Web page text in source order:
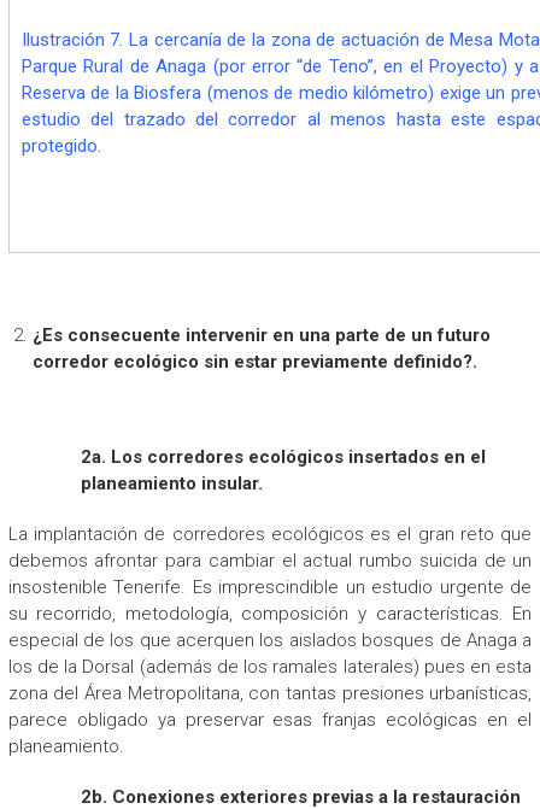
Ilustración 7. La cercanía de la zona de actuación de Mesa
Parque Rural de Anaga (por error “de Teno”, en el Proyecto) y
Reserva de la Biosfera (menos de medio kilómetro) exige un
estudio del trazado del corredor al menos hasta este
protegido.
¿Es consecuente intervenir en una parte de un futuro
corredor ecológico sin estar previamente definido?.
2a. Los corredores ecológicos insertados en el
planeamiento insular.
La implantación de corredores ecológicos es el gran reto que
debemos afrontar para cambiar el actual rumbo suicida de un
insostenible Tenerife. Es imprescindible un estudio urgente de
su recorrido, metodología, composición y características. En
especial de los que acerquen los aislados bosques de Anaga a
los de la Dorsal (además de los ramales laterales) pues en esta
zona del Área Metropolitana, con tantas presiones urbanísticas,
parece obligado ya preservar esas franjas ecológicas en el
planeamiento.
2b. Conexiones exteriores previas a la restauración